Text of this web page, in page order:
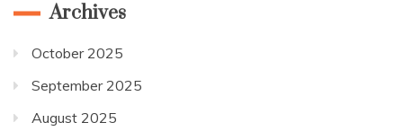
Archives
October 2025
September 2025
August 2025